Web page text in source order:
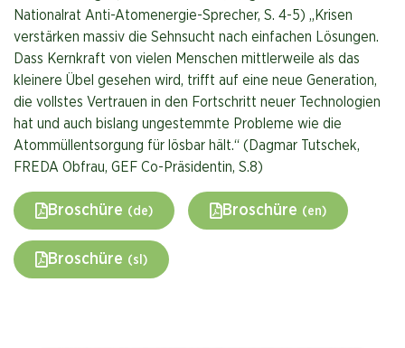
Nationalrat Anti-Atomenergie-Sprecher, S. 4-5) „Krisen
verstärken massiv die Sehnsucht nach einfachen Lösungen.
Dass Kernkraft von vielen Menschen mittlerweile als das
kleinere Übel gesehen wird, trifft auf eine neue Generation,
die vollstes Vertrauen in den Fortschritt neuer Technologien
hat und auch bislang ungestemmte Probleme wie die
Atommüllentsorgung für lösbar hält.“ (Dagmar Tutschek,
FREDA Obfrau, GEF Co-Präsidentin, S.8)
Broschüre (de) Broschüre (en)
Broschüre (sl)